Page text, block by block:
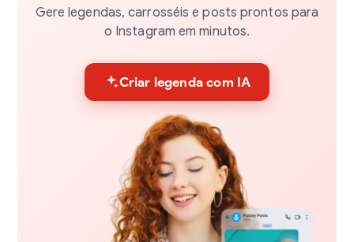
Gere legendas, carrosséis e posts prontos para
o Instagram em minutos.
Criar legenda com IA